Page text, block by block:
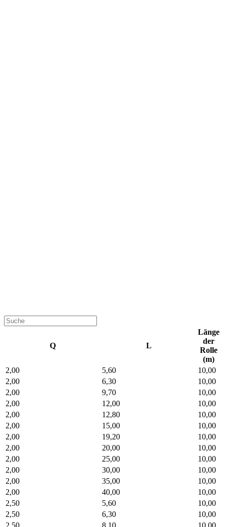
Q L
Länge
der
Rolle
(m)
2,00
5,60
10,00
2,00
6,30
10,00
2,00
9,70
10,00
2,00
12,00
10,00
2,00
12,80
10,00
2,00
15,00
10,00
2,00
19,20
10,00
2,00
20,00
10,00
2,00
25,00
10,00
2,00
30,00
10,00
2,00
35,00
10,00
2,00
40,00
10,00
2,50
5,60
10,00
2,50
6,30
10,00
2,50
8,10 10,00